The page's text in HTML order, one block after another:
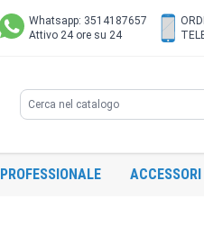
Whatsapp: 3514187657
Attivo 24 ore su 24
PROFESSIONALE ACCESSORI